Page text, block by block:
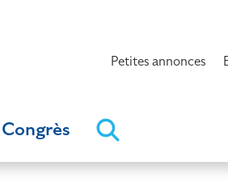
Petites annonces
Congrès